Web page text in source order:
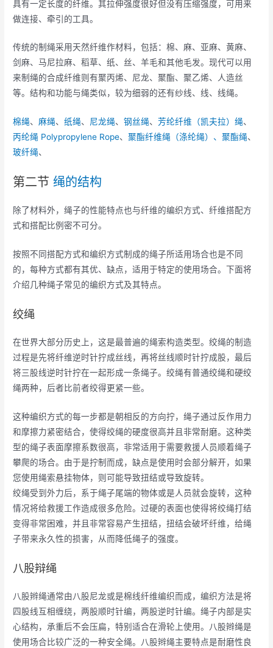
具有一定长度的纤维。其拉伸强度很好但没有压缩强度，可用来
做连接、牵引的工具。
传统的制绳采用天然纤维作材料，包括：棉、麻、亚麻、黄麻、
剑麻、马尼拉麻、稻草、纸、丝、羊毛和其他毛发。现代可以用
来制绳的合成纤维则有聚丙烯、尼龙、聚酯、聚乙烯、人造丝
等。结构和功能与绳类似，较为细弱的还有纱线、线、线绳。
棉绳、麻绳、纸绳、 尼龙绳、钢丝绳、芳纶纤维（凯夫拉）绳、
丙纶绳 Polypropylene Rope、聚酯纤维绳（涤纶绳）、聚酯绳、
玻纤绳、
第二节绳的结构
除了材料外，绳子的性能特点也与纤维的编织方式、纤维搭配方
式和搭配比例密不可分。
按照不同搭配方式和编织方式制成的绳子所适用场合也是不同
的，每种方式都有其优、缺点，适用于特定的使用场合。下面将
介绍几种绳子常见的编织方式及其特点。
绞绳
在世界大部分历史上，这是最普遍的绳索构造类型。绞绳的制造
过程是先将纤维逆时针拧成丝线，再将丝线顺时针拧成股，最后
将三股线逆时针拧在一起形成一条绳子。绞绳有普通绞绳和硬绞
绳两种，后者比前者绞得更紧一些。
这种编织方式的每一步都是朝相反的方向拧，绳子通过反作用力
和摩擦力紧密结合，使得绞绳的硬度很高并且非常耐磨。这种类
型的绳子表面摩擦系数很高，非常适用于需要救援人员顺着绳子
攀爬的场合。由于是拧制而成，缺点是使用时会部分解开，如果
您使用绳索悬挂物体，则可能导致扭结或导致旋转。
绞绳受到外力后，系于绳子尾端的物体或是人员就会旋转，这种
情况将给救援工作造成很多危险。过硬的表面也使得将绞绳打结
变得非常困难，并且非常容易产生扭结，扭结会破坏纤维，给绳
子带来永久性的损害，从而降低绳子的强度。
八股辩绳
八股辫绳通常由八股尼龙或是棉线纤维编织而成，编织方法是将
四股线互相缠绕，两股顺时针编，两股逆时针编。绳子内部是实
心结构，承重后不会压扁，特别适合在滑轮上使用。八股辫绳是
使用场合比较广泛的一种安全绳。八股辫绳主要特点是耐磨性良